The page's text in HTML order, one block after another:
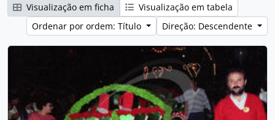
Visualização em ficha
Visualização em tabela
Ordenar por ordem: Título
Direção: Descendente